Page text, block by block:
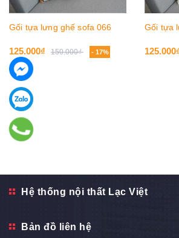
Gối tựa lưng ghế sofa 066
125.000₫ 150.000₫ - 17%
Gối tựa
Hệ thống nội thất Lạc Việt
Bản đồ liên hệ